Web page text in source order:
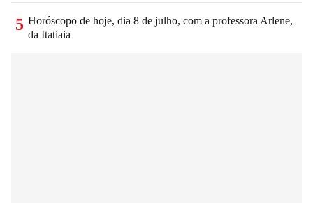
5 Horóscopo de hoje, dia 8 de julho, com a professora Arlene,
da Itatiaia